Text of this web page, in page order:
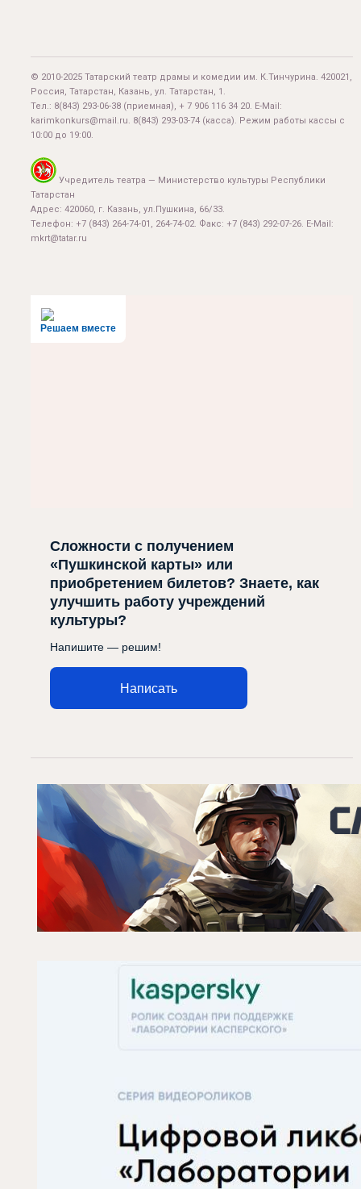
© 2010-2025 Татарский театр драмы и комедии им. К.Тинчурина. 420021,
Россия, Татарстан, Казань, ул. Татарстан, 1.
Тел.: 8(843) 293-06-38 (приемная), + 7 906 116 34 20. E-Mail:
karimkonkurs@mail.ru. 8(843) 293-03-74 (касса). Режим работы кассы с
10:00 до 19:00.
Учредитель театра — Министерство культуры Республики
Татарстан
Адрес: 420060, г. Казань, ул.Пушкина, 66/33.
Телефон: +7 (843) 264-74-01, 264-74-02. Факс: +7 (843) 292-07-26. E-Mail:
mkrt@tatar.ru
Решаем вместе
Сложности с получением
«Пушкинской карты» или
приобретением билетов? Знаете, как
улучшить работу учреждений
культуры?
Напишите — решим!
Написать